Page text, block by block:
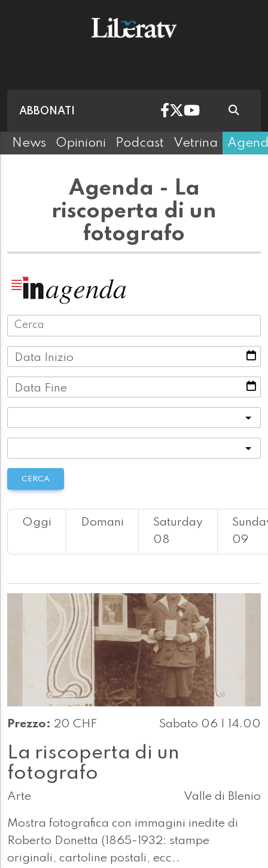
ABBONATI
News Opinioni Podcast Vetrina
Agenda - La
riscoperta di un
fotografo
Data Inizio
Data Fine
CERCA
Oggi Domani
Saturday
08
09
Prezzo: 20 CHF Sabato 06 | 14.00
La riscoperta di un
fotografo
Arte Valle di Blenio
Mostra fotografica con immagini inedite di
Roberto Donetta (1865-1932: stampe
originali, cartoline postali, ecc..